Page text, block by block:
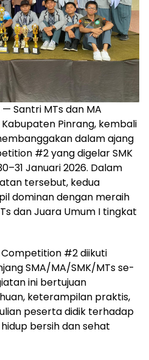
— Santri MTs dan MA
Pinrang, kembali
dalam ajang
#2 yang digelar SMK
Januari 2026. Dalam
tersebut, kedua
dominan dengan meraih
dan Juara Umum I tingkat
Competition #2 diikuti
SMA/MA/SMK/MTs se-
ini bertujuan
keterampilan praktis,
peserta didik terhadap
bersih dan sehat